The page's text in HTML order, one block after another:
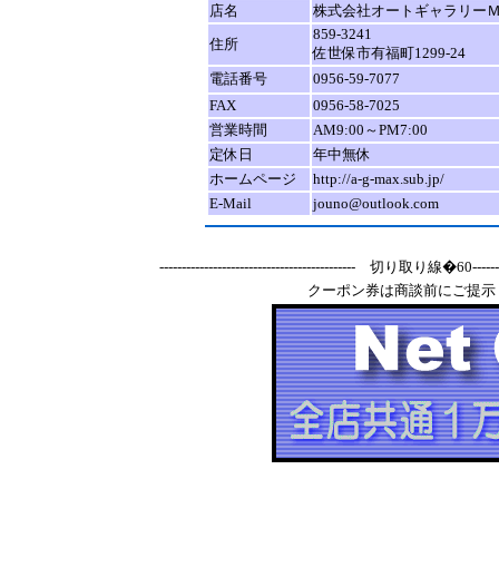
店名
株式会社オートギャラリー
住所
859-3241
佐世保市有福町1299-24
電話番号
0956-59-7077
FAX
0956-58-7025
営業時間
AM9:00～PM7:00
定休日
年中無休
ホームページ
http://a-g-max.sub.jp/
E-Mail
jouno@outlook.com
-------------------------------------------- 切り取り線
クーポン券は商談前にご提